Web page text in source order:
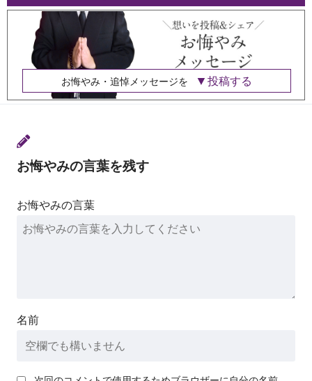
お悔やみ・追悼メッセージを 投稿する
お悔やみの言葉を残す
お悔やみの言葉
名前